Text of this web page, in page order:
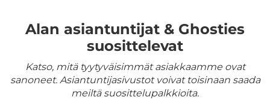
Alan asiantuntijat & Ghosties
suosittelevat
Katso, mitä tyytyväisimmät asiakkaamme ovat
sanoneet. Asiantuntijasivustot voivat toisinaan saada
meiltä suosittelupalkkioita.